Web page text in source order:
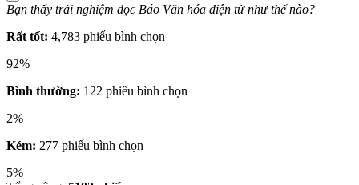
Bạn thấy trải nghiệm đọc Báo Văn hóa điện tử như thế nào?
Rất tốt: 4,783 phiếu bình chọn
92%
Bình thường: 122 phiếu bình chọn
2%
Kém: 277 phiếu bình chọn
5%